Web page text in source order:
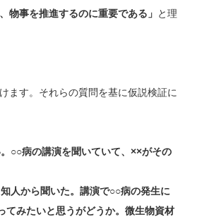
物事を推進するのに重要である」 と理
ます。それらの質問を基に仮説検証に
○○病の講演を聞いていて、××がその
人から聞いた。講演で○○病の発生に
てみたいと思うがどうか。微生物資材